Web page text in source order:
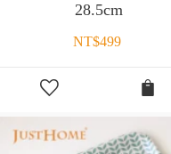
28.5cm
NT$499